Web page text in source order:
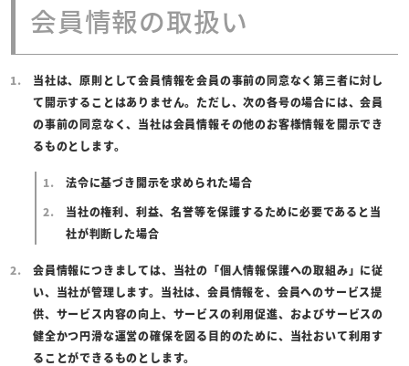
会員情報の取扱い
当社は、原則として会員情報を会員の事前の同意なく第三者に対し
て開示することはありません。ただし、次の各号の場合には、会員
の事前の同意なく、当社は会員情報その他のお客様情報を開示でき
るものとします。
法令に基づき開示を求められた場合
当社の権利、利益、名誉等を保護するために必要であると当
社が判断した場合
会員情報につきましては、当社の「個人情報保護への取組み」に従
い、当社が管理します。当社は、会員情報を、会員へのサービス提
供、サービス内容の向上、サービスの利用促進、およびサービスの
健全かつ円滑な運営の確保を図る目的のために、当社おいて利用す
ることができるものとします。